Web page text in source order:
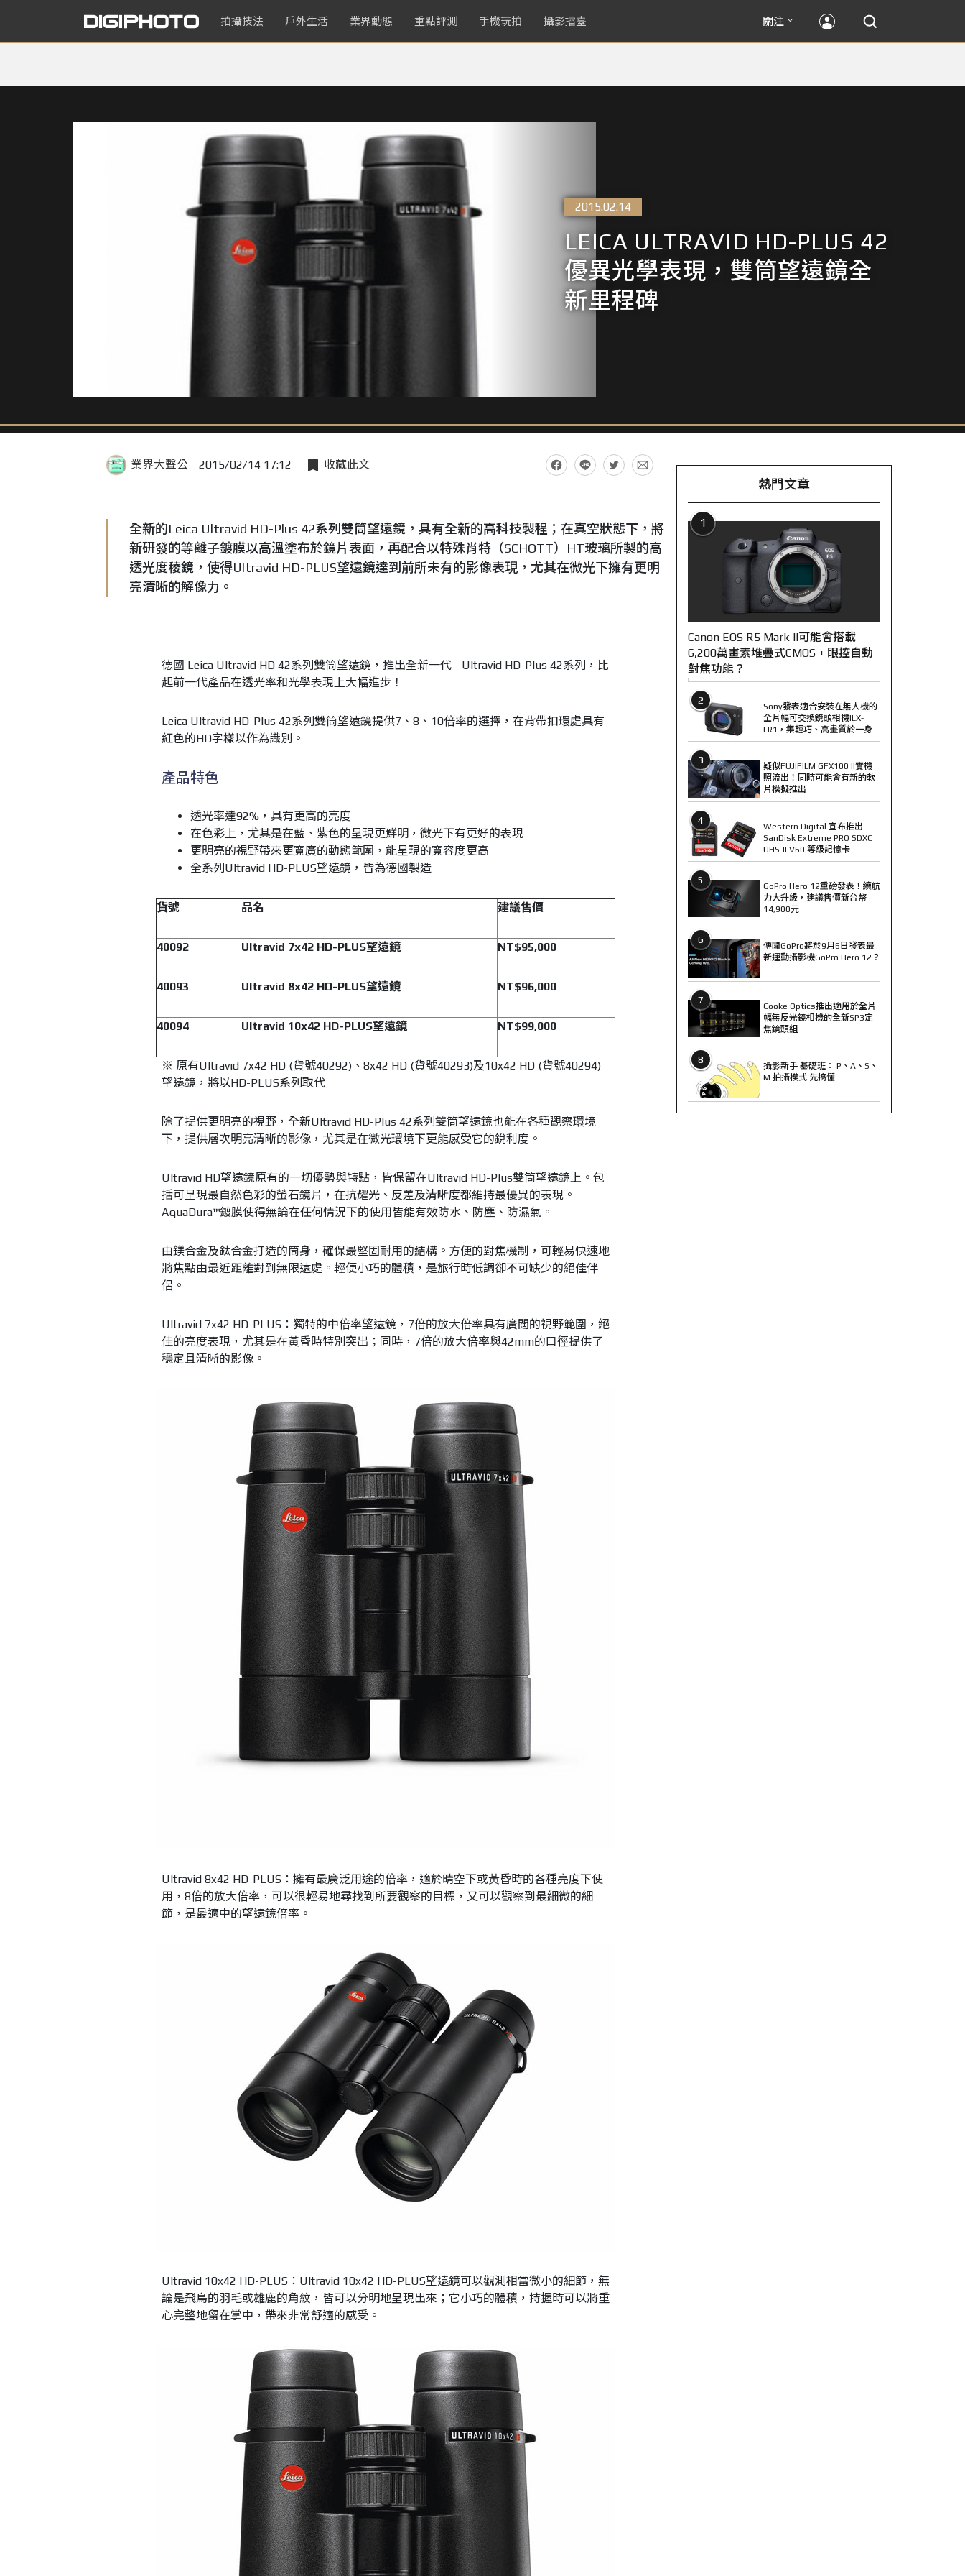
拍攝技法 戶外生活 業界動態 重點評測 手機玩拍 攝影擂臺 關注
2015.02.14
LEICA ULTRAVID HD-PLUS 42
優異光學表現，雙筒望遠鏡全
新里程碑
業界大聲公 2015/02/14 17:12 收藏此文
全新的Leica Ultravid HD-Plus 42系列雙筒望遠鏡，具有全新的高科技製程；在真空狀態下，將
新研發的等離子鍍膜以高溫塗布於鏡片表面，再配合以特殊肖特（SCHOTT）HT玻璃所製的高
透光度稜鏡，使得Ultravid HD-PLUS望遠鏡達到前所未有的影像表現，尤其在微光下擁有更明
亮清晰的解像力。
德國 Leica Ultravid HD 42系列雙筒望遠鏡，推出全新一代 - Ultravid HD-Plus 42系列，比
起前一代產品在透光率和光學表現上大幅進步！
Leica Ultravid HD-Plus 42系列雙筒望遠鏡提供7、8、10倍率的選擇，在背帶扣環處具有
紅色的HD字樣以作為識別。
產品特色
透光率達92%，具有更高的亮度
在色彩上，尤其是在藍、紫色的呈現更鮮明，微光下有更好的表現
更明亮的視野帶來更寬廣的動態範圍，能呈現的寬容度更高
全系列Ultravid HD-PLUS望遠鏡，皆為德國製造
貨號 品名 建議售價
40092 Ultravid 7x42 HD-PLUS望遠鏡 NT$95,000
40093 Ultravid 8x42 HD-PLUS望遠鏡 NT$96,000
40094 Ultravid 10x42 HD-PLUS望遠鏡 NT$99,000
※ 原有Ultravid 7x42 HD (貨號40292)、8x42 HD (貨號40293)及10x42 HD (貨號40294)
望遠鏡，將以HD-PLUS系列取代
除了提供更明亮的視野，全新Ultravid HD-Plus 42系列雙筒望遠鏡也能在各種觀察環境
下，提供層次明亮清晰的影像，尤其是在微光環境下更能感受它的銳利度。
Ultravid HD望遠鏡原有的一切優勢與特點，皆保留在Ultravid HD-Plus雙筒望遠鏡上。包
括可呈現最自然色彩的螢石鏡片，在抗耀光、反差及清晰度都維持最優異的表現。
AquaDura™鍍膜使得無論在任何情況下的使用皆能有效防水、防塵、防濕氣。
由鎂合金及鈦合金打造的筒身，確保最堅固耐用的結構。方便的對焦機制，可輕易快速地
將焦點由最近距離對到無限遠處。輕便小巧的體積，是旅行時低調卻不可缺少的絕佳伴
侶。
Ultravid 7x42 HD-PLUS：獨特的中倍率望遠鏡，7倍的放大倍率具有廣闊的視野範圍，絕
佳的亮度表現，尤其是在黃昏時特別突出；同時，7倍的放大倍率與42mm的口徑提供了
穩定且清晰的影像。
Ultravid 8x42 HD-PLUS：擁有最廣泛用途的倍率，適於晴空下或黃昏時的各種亮度下使
用，8倍的放大倍率，可以很輕易地尋找到所要觀察的目標，又可以觀察到最細微的細
節，是最適中的望遠鏡倍率。
Ultravid 10x42 HD-PLUS：Ultravid 10x42 HD-PLUS望遠鏡可以觀測相當微小的細節，無
論是飛鳥的羽毛或雄鹿的角紋，皆可以分明地呈現出來；它小巧的體積，持握時可以將重
心完整地留在掌中，帶來非常舒適的感受。
熱門文章
1
Canon EOS R5 Mark II可能會搭載
6,200萬畫素堆疊式CMOS + 眼控自動
對焦功能？
2
Sony發表適合安裝在無人機的
全片幅可交換鏡頭相機ILX-
LR1，集輕巧、高畫質於一身
3
疑似FUJIFILM GFX100 II實機
照流出！同時可能會有新的軟
片模擬推出
4
Western Digital 宣布推出
SanDisk Extreme PRO SDXC
UHS-II V60 等級記憶卡
5
GoPro Hero 12重磅發表！續航
力大升級，建議售價新台幣
14,900元
6
傳聞GoPro將於9月6日發表最
新運動攝影機GoPro Hero 12？
7
Cooke Optics推出適用於全片
幅無反光鏡相機的全新SP3定
焦鏡頭組
8
攝影新手 基礎班： P、A、S、
M 拍攝模式 先搞懂